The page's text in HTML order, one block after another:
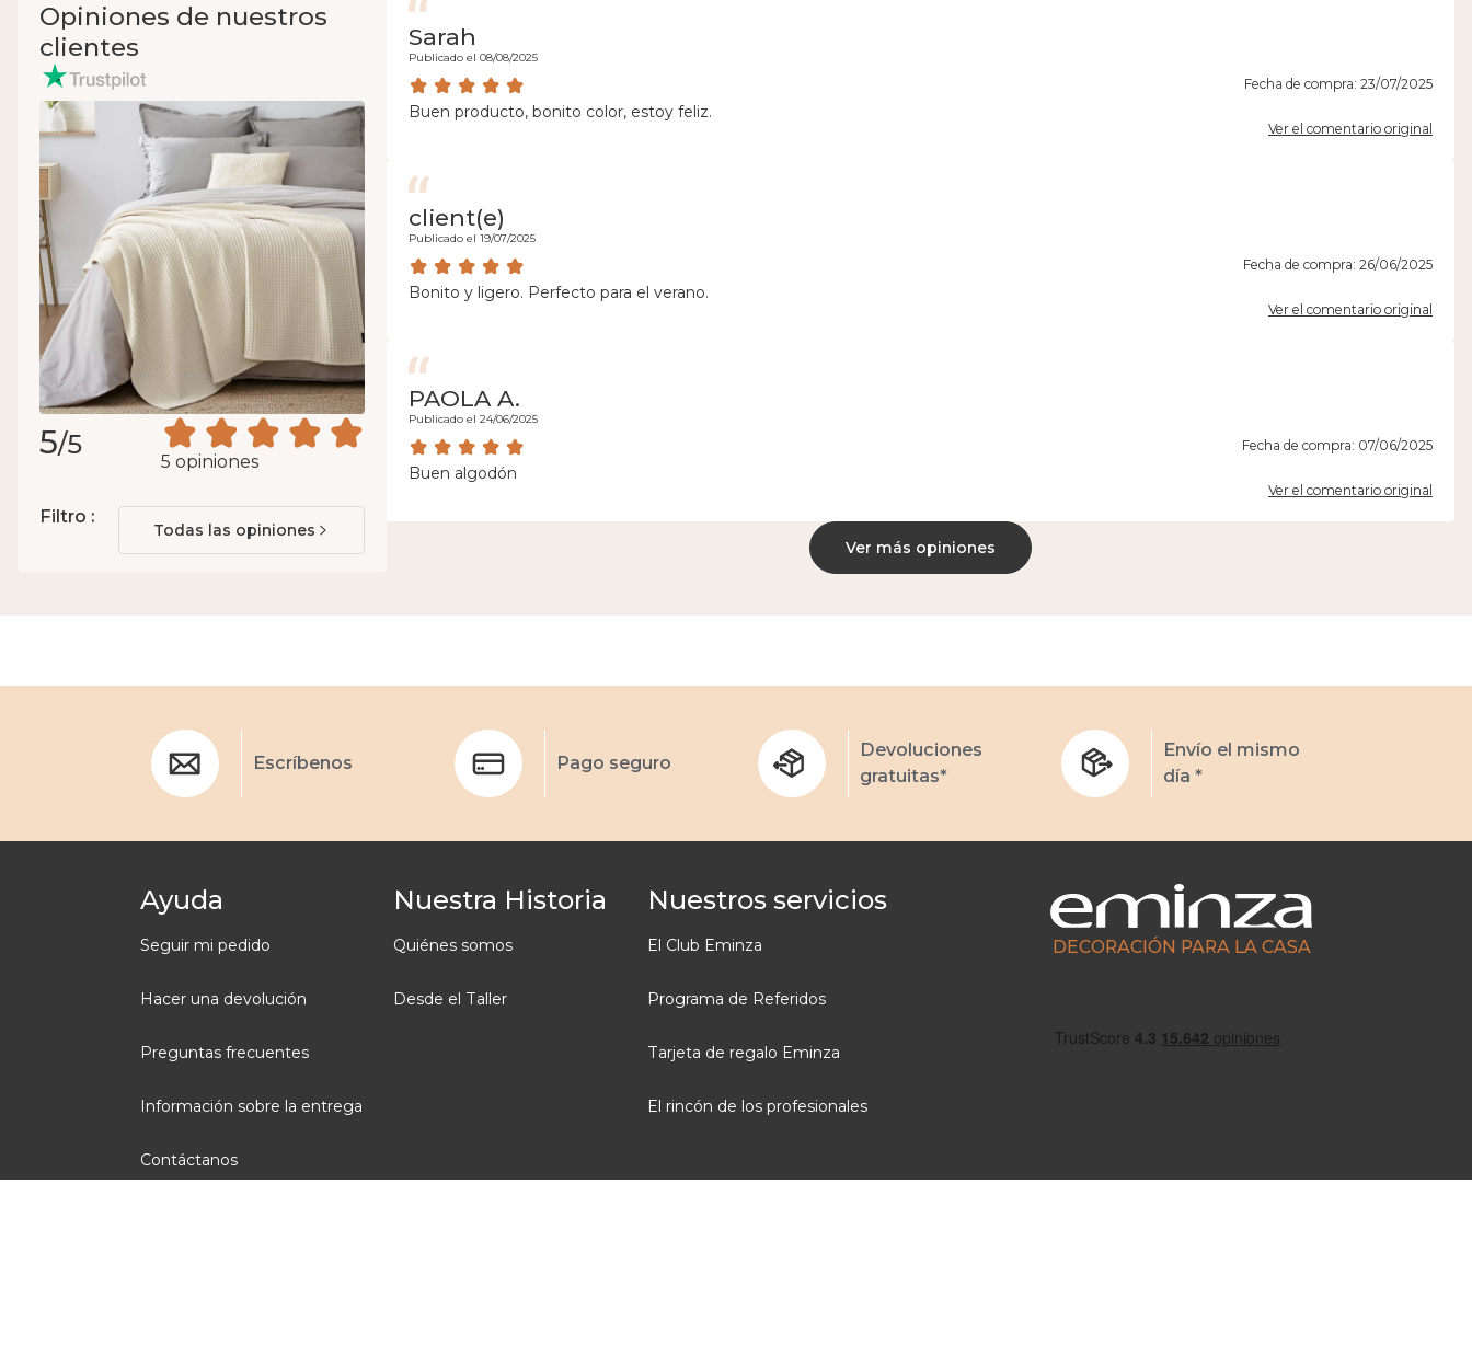
Opiniones de nuestros
clientes
5/5
5 opiniones
Filtro :
Todas las opiniones
Sarah
Publicado el 08/08/2025
Fecha de compra: 23/07/2025
Buen producto, bonito color, estoy feliz.
Ver el comentario original
client(e)
Publicado el 19/07/2025
Fecha de compra: 26/06/2025
Bonito y ligero. Perfecto para el verano.
Ver el comentario original
PAOLA A.
Publicado el 24/06/2025
Fecha de compra: 07/06/2025
Buen algodón
Ver el comentario original
Ver más opiniones
Escríbenos Pago seguro
Devoluciones
gratuitas*
Envío el mismo
día *
Ayuda
Seguir mi pedido
Hacer una devolución
Preguntas frecuentes
Información sobre la entrega
Contáctanos
Nuestra Historia
Quiénes somos
Desde el Taller
Nuestros servicios
El Club Eminza
Programa de Referidos
Tarjeta de regalo Eminza
El rincón de los profesionales
DECORACIÓN PARA LA CASA